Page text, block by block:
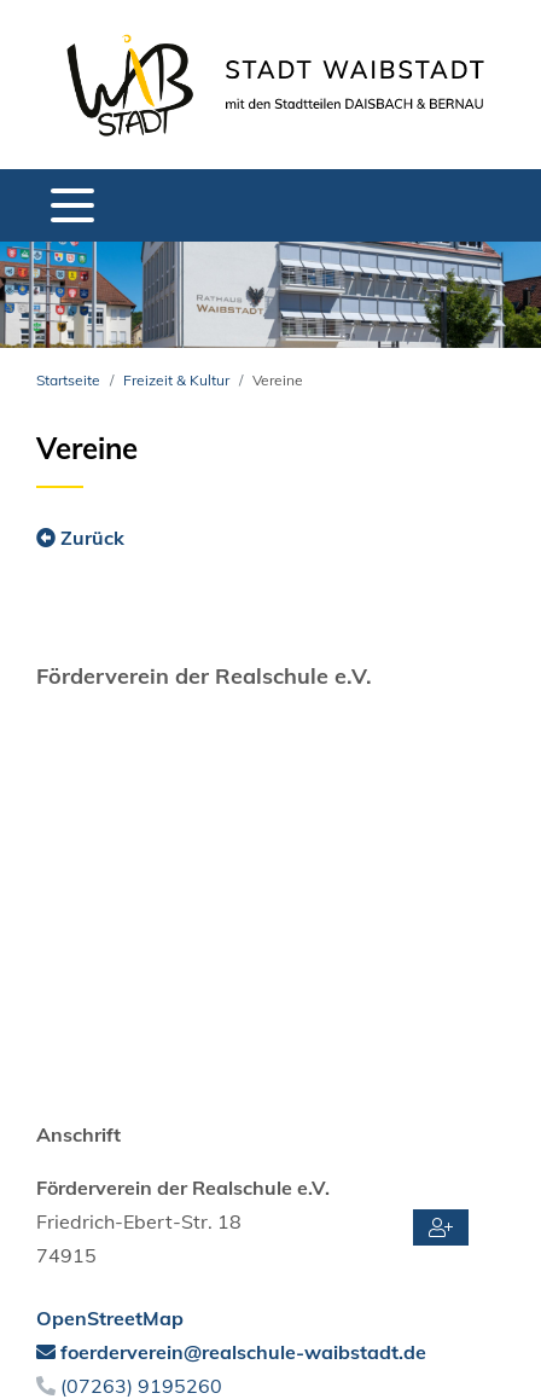
Startseite Freizeit & Kultur Vereine
Vereine
Zurück
Förderverein der Realschule e.V.
Anschrift
Förderverein der Realschule e.V.
Friedrich-Ebert-Str. 18
74915
OpenStreetMap
foerderverein@realschule-waibstadt.de
(07263) 9195260